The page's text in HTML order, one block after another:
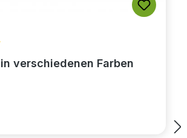
Bewertung von 5 von 5 Sternen
verschiedenen Farben